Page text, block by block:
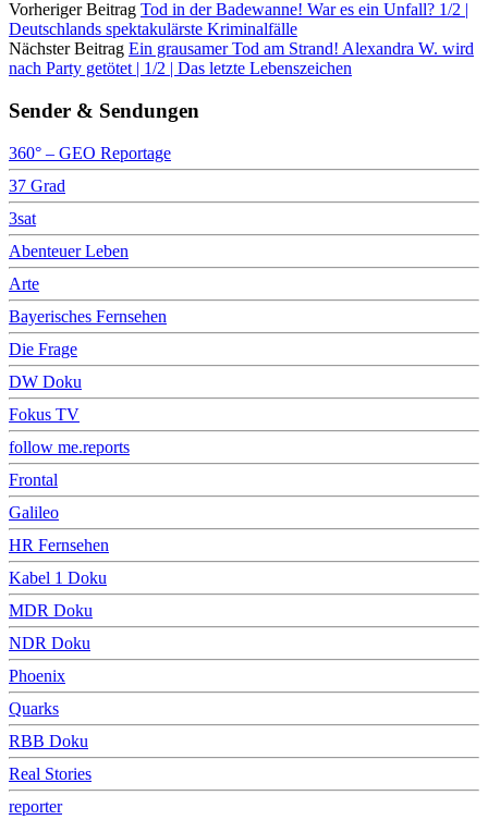
Vorheriger Beitrag Tod in der Badewanne! War es ein Unfall? 1/2 |
Deutschlands spektakulärste Kriminalfälle
Nächster Beitrag Ein grausamer Tod am Strand! Alexandra W. wird
nach Party getötet | 1/2 | Das letzte Lebenszeichen
Sender & Sendungen
360° – GEO Reportage
37 Grad
3sat
Abenteuer Leben
Arte
Bayerisches Fernsehen
Die Frage
DW Doku
Fokus TV
follow me.reports
Frontal
Galileo
HR Fernsehen
Kabel 1 Doku
MDR Doku
NDR Doku
Phoenix
Quarks
RBB Doku
Real Stories
reporter